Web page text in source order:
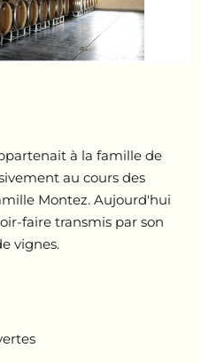
à la famille de
au cours des
Montez. Aujourd'hui
faire transmis par son
vignes.